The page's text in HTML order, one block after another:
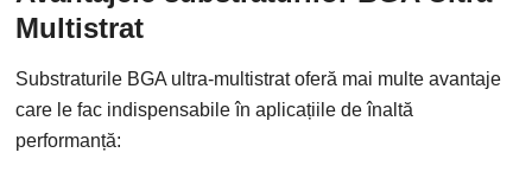
Multistrat
Substraturile BGA ultra-multistrat oferă mai multe avantaje
care le fac indispensabile în aplicațiile de înaltă
performanță: